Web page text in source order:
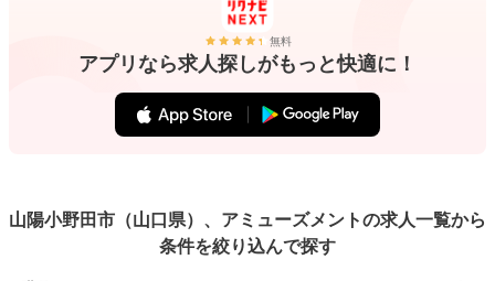
無料
アプリなら求人探しがもっと快適に！
山陽小野田市（山口県）、アミューズメントの求人一覧から
条件を絞り込んで探す